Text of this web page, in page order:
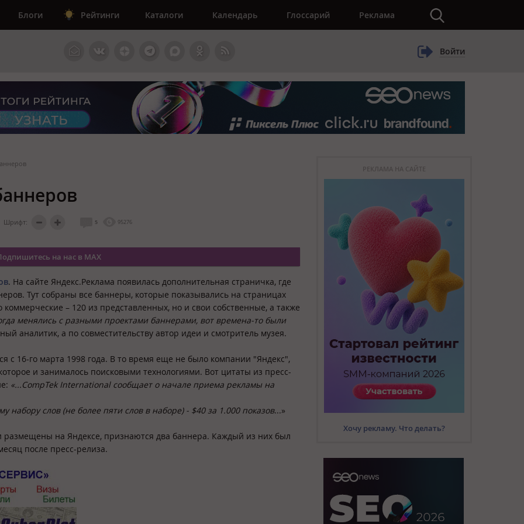
Блоги Рейтинги Каталоги Календарь Глоссарий Реклама
Войти
Шрифт: 5 95276
на нас в MAX
. На сайте Яндекс.Реклама появилась дополнительная страничка, где
Тут собраны все баннеры, которые показывались на страницах
коммерческие – 120 из представленных, но и свои собственные, а также
менялись с разными проектами баннерами, вот времена-то были
аналитик, а по совместительству автор идеи и смотритель музея.
с 16-го марта 1998 года. В то время еще не было компании "Яндекс",
и занималось поисковыми технологиями. Вот цитаты из пресс-
«...CompTek International сообщает о начале приема рекламы на
слов (не более пяти слов в наборе) - $40 за 1.000 показов...»
на Яндексе, признаются два баннера. Каждый из них был
после пресс-релиза.
РЕКЛАМА НА САЙТЕ
Хочу рекламу. Что делать?